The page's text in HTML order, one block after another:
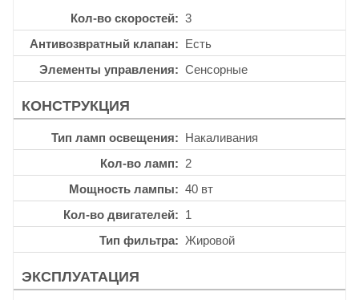
Кол-во скоростей
3
Антивозвратный клапан
Есть
Элементы управления
Сенсорные
КОНСТРУКЦИЯ
Тип ламп освещения
Накаливания
Кол-во ламп
2
Мощность лампы
40 вт
Кол-во двигателей
1
Тип фильтра
Жировой
ЭКСПЛУАТАЦИЯ